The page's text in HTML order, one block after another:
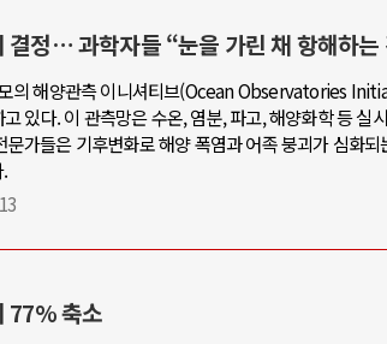
결정… 과학자들 “눈을 가린 채 항해하는
의 해양관측 이니셔티브(Ocean Observatories
있다. 이 관측망은 수온, 염분, 파고, 해양화학 등 실
가들은 기후변화로 해양 폭염과 어족 붕괴가 심화
77% 축소